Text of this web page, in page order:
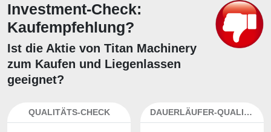
Investment-Check:
Kaufempfehlung?
Ist die Aktie von Titan Machinery
zum Kaufen und Liegenlassen
geeignet?
QUALITÄTS-CHECK DAUERLÄUFER-QUALITÄTEN